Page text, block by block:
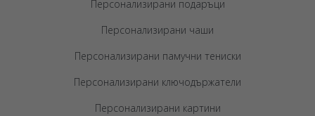
Персонализирани подаръци
Персонализирани чаши
Персонализирани памучни тениски
Персонализирани ключодържатели
Персонализирани картини